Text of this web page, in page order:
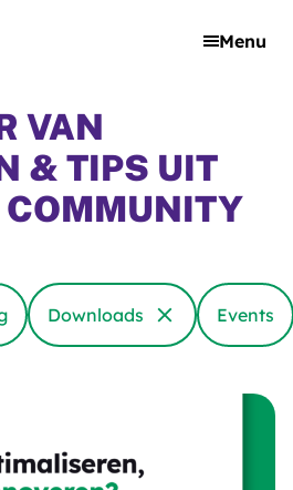
Menu
VAN
& TIPS UIT
COMMUNITY
Downloads Events